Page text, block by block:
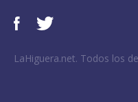
LaHiguera.net. Todos los